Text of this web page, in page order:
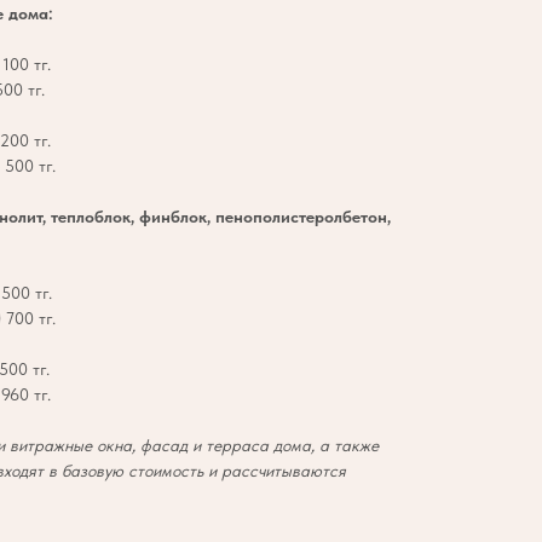
дома:
тг.
тг.
тг.
тг.
теплоблок, финблок, пенополистеролбетон,
тг.
тг.
тг.
тг.
витражные окна, фасад и терраса дома, а также
в базовую стоимость и рассчитываются